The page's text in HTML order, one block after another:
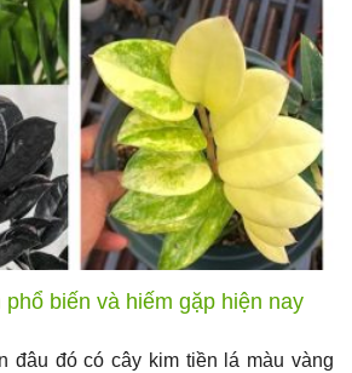
biến và hiếm gặp hiện nay
đâu đó có cây kim tiền lá màu vàng